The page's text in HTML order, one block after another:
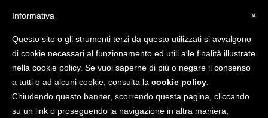
Copyright @ 2023 TATTICA S.R.L. | All rights
reserved | P.I. 05903351004
×
Informativa
Questo sito o gli strumenti terzi da questo utilizzati si avvalgono
di cookie necessari al funzionamento ed utili alle finalità illustrate
nella cookie policy. Se vuoi saperne di più o negare il consenso
a tutti o ad alcuni cookie, consulta la cookie policy
Chiudendo questo banner, scorrendo questa pagina, cliccando
su un link o proseguendo la navigazione in altra maniera,